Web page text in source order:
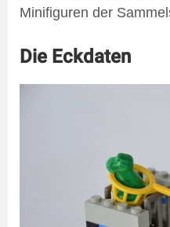
Minifiguren der
Die Eckdaten